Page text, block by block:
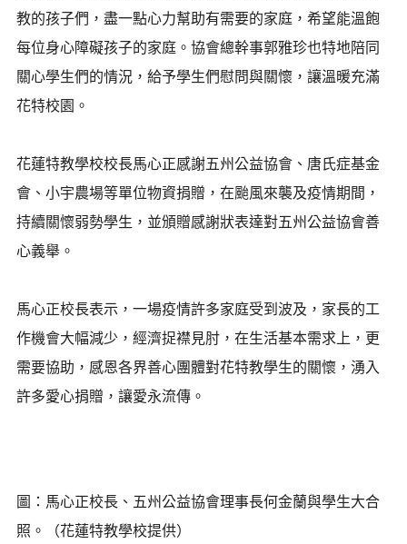
教的孩子們，盡一點心力幫助有需要的家庭，希望能溫飽
每位身心障礙孩子的家庭。協會總幹事郭雅珍也特地陪同
關心學生們的情況，給予學生們慰問與關懷，讓溫暖充滿
花特校園。
花蓮特教學校校長馬心正感謝五州公益協會、唐氏症基金
會、小宇農場等單位物資捐贈，在颱風來襲及疫情期間，
持續關懷弱勢學生，並頒贈感謝狀表達對五州公益協會善
心義舉。
馬心正校長表示，一場疫情許多家庭受到波及，家長的工
作機會大幅減少，經濟捉襟見肘，在生活基本需求上，更
需要協助，感恩各界善心團體對花特教學生的關懷，湧入
許多愛心捐贈，讓愛永流傳。
圖：馬心正校長、五州公益協會理事長何金蘭與學生大合
照。（花蓮特教學校提供）